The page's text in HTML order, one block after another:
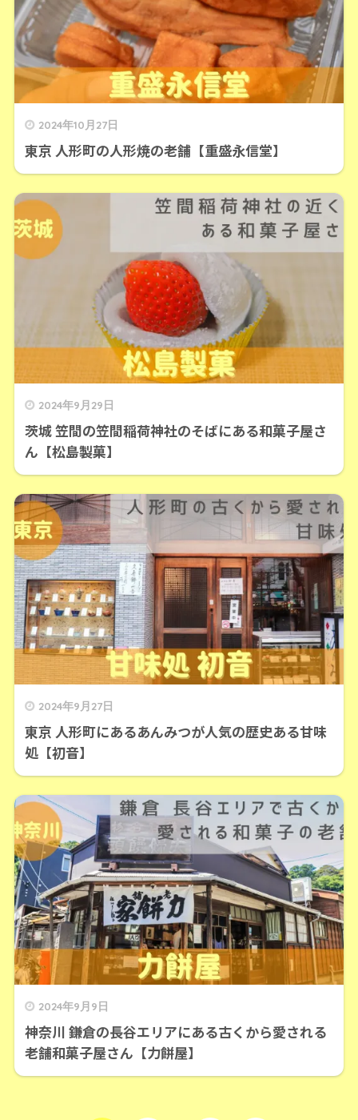
2024年10月27日
東京 人形町の人形焼の老舗【重盛永信堂】
2024年9月29日
茨城 笠間の笠間稲荷神社のそばにある和菓子屋さ
ん【松島製菓】
2024年9月27日
東京 人形町にあるあんみつが人気の歴史ある甘味
処【初音】
2024年9月9日
神奈川 鎌倉の長谷エリアにある古くから愛される
老舗和菓子屋さん【力餅屋】